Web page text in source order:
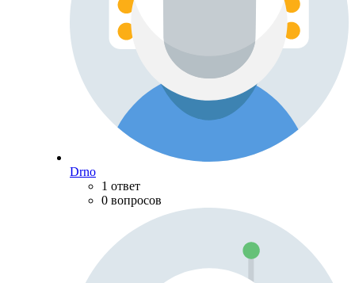
Drno
1 ответ
0 вопросов